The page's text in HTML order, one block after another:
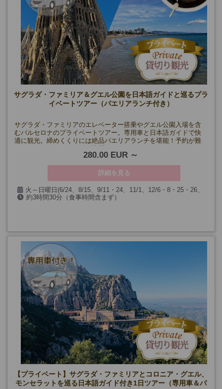
サグラダ・ファミリア＆グエル公園を日本語ガイドと巡るプラ
イベートツアー（パエリアランチ付き）
サグラダ・ファミリアのエレベーター搭乗やグエル公園入場を含
むバルセロナのプライベートツアー。専用車と日本語ガイドで快
適に観光。締めくくりには絶品パエリアランチを堪能！予約が難
280.00 EUR
詳細を見る
火～日曜日(6/24、8/15、9/11・24、11/1、12/6・8・25・26、
1/6、およびサグラダ･ファミリア閉館日を除く)
約3時間30分（食事時間含まず）
【プライベート】サグラダ・ファミリアとコロニア・グエル、
モンセラットを巡る日本語ガイド付き1日ツアー（専用車＆パ